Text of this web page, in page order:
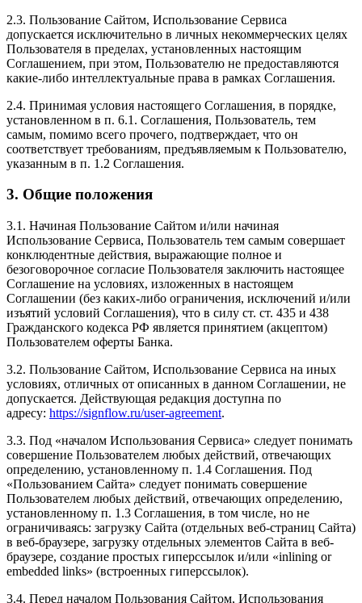
2.3. Пользование Сайтом, Использование Сервиса
допускается исключительно в личных некоммерческих целях
Пользователя в пределах, установленных настоящим
Соглашением, при этом, Пользователю не предоставляются
какие-либо интеллектуальные права в рамках Соглашения.
2.4. Принимая условия настоящего Соглашения, в порядке,
установленном в п. 6.1. Соглашения, Пользователь, тем
самым, помимо всего прочего, подтверждает, что он
соответствует требованиям, предъявляемым к Пользователю,
указанным в п. 1.2 Соглашения.
3. Общие положения
3.1. Начиная Пользование Сайтом и/или начиная
Использование Сервиса, Пользователь тем самым совершает
конклюдентные действия, выражающие полное и
безоговорочное согласие Пользователя заключить настоящее
Соглашение на условиях, изложенных в настоящем
Соглашении (без каких-либо ограничения, исключений и/или
изъятий условий Соглашения), что в силу ст. ст. 435 и 438
Гражданского кодекса РФ является принятием (акцептом)
Пользователем оферты Банка.
3.2. Пользование Сайтом, Использование Сервиса на иных
условиях, отличных от описанных в данном Соглашении, не
допускается. Действующая редакция доступна по
адресу: https://signflow.ru/user-agreement.
3.3. Под «началом Использования Сервиса» следует понимать
совершение Пользователем любых действий, отвечающих
определению, установленному п. 1.4 Соглашения. Под
«Пользованием Сайта» следует понимать совершение
Пользователем любых действий, отвечающих определению,
установленному п. 1.3 Соглашения, в том числе, но не
ограничиваясь: загрузку Сайта (отдельных веб-страниц Сайта)
в веб-браузере, загрузку отдельных элементов Сайта в веб-
браузере, создание простых гиперссылок и/или «inlining or
embedded links» (встроенных гиперссылок).
3.4. Перед началом Пользования Сайтом, Использования